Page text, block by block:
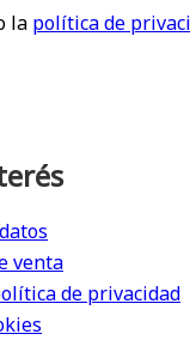
la política de
venta
de privacidad